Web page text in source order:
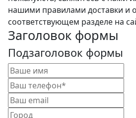
нашими правилами доставки и
соответствующем разделе на
Заголовок формы
Подзаголовок формы